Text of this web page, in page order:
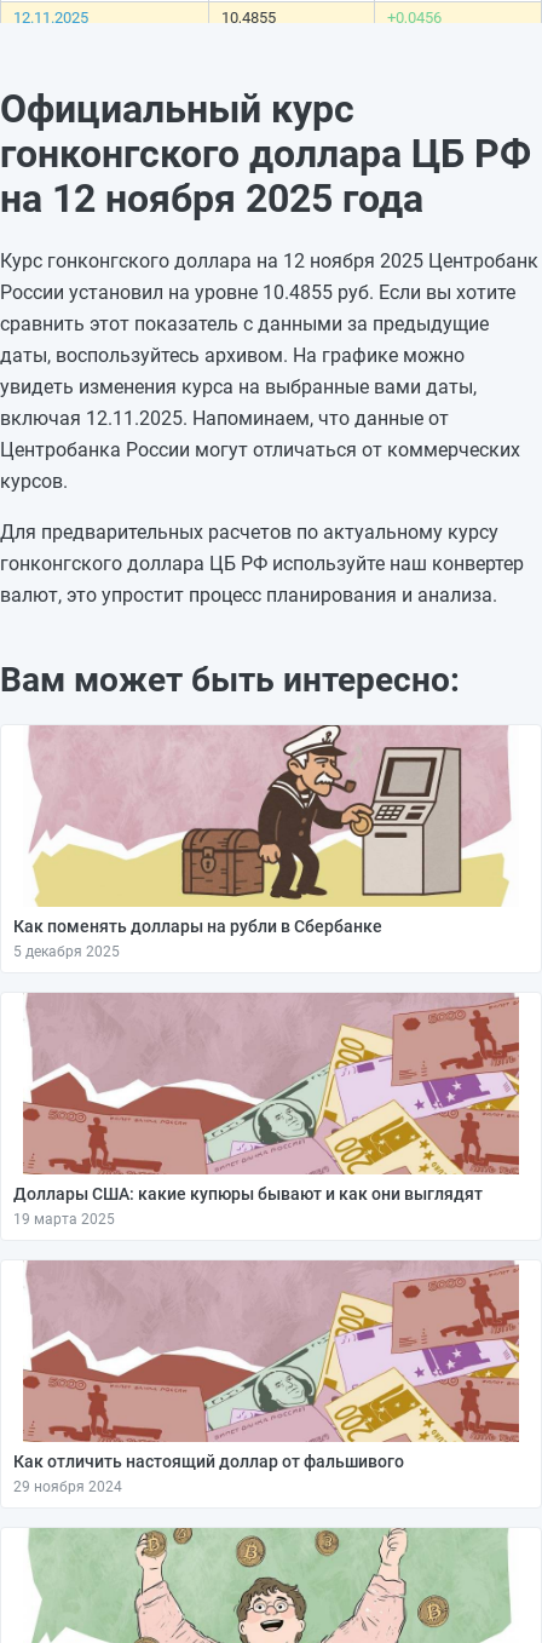
12.11.2025
10,4855
+0,0456
09.11.2025
10,4633
08.11.2025
10,4633
-0,0221
07.11.2025
10,4854
06.11.2025
10,4598
+0,0315
31.10.2025
10,3823
+0,1371
30.10.2025
10,2452
-0,046
29.10.2025
Официальный курс
гонконгского доллара ЦБ РФ
на 12 ноября 2025 года
Курс гонконгского доллара на 12 ноября 2025 Центробанк
России установил на уровне 10.4855 руб. Если вы хотите
сравнить этот показатель с данными за предыдущие
даты, воспользуйтесь архивом. На графике можно
увидеть изменения курса на выбранные вами даты,
включая 12.11.2025. Напоминаем, что данные от
Центробанка России могут отличаться от коммерческих
курсов.
Для предварительных расчетов по актуальному курсу
гонконгского доллара ЦБ РФ используйте наш конвертер
валют, это упростит процесс планирования и анализа.
Вам может быть интересно:
Как поменять доллары на рубли в Сбербанке
5 декабря 2025
Доллары США: какие купюры бывают и как они выглядят
19 марта 2025
Как отличить настоящий доллар от фальшивого
29 ноября 2024